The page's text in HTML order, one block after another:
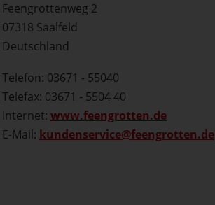
Feengrottenweg 2
07318 Saalfeld
Deutschland
Telefon: 03671 - 55040
Telefax: 03671 - 5504 40
Internet: www.feengrotten.de
E-Mail: kundenservice@feengrotten.de